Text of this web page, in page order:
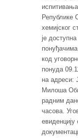
Републике
хемијског
је
код
понуда
на адреси:
Милоша
радним
часова.